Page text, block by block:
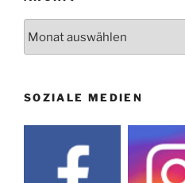
SOZIALE MEDIEN